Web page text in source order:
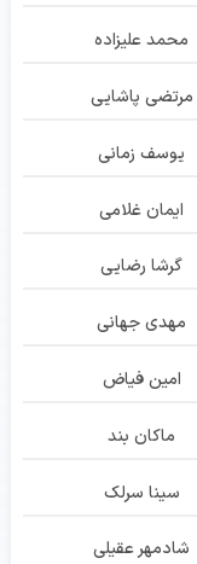
محمد علیزاده
مرتضی پاشایی
یوسف زمانی
ایمان غلامی
گرشا رضایی
مهدی جهانی
امین فیاض
ماکان بند
سینا سرلک
شادمهر عقیلی